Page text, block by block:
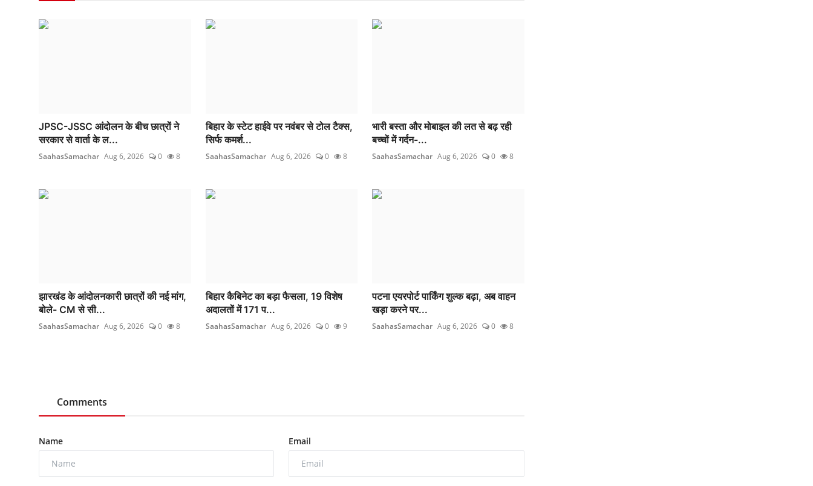
JPSC-JSSC आंदोलन के बीच छात्रों ने
सरकार से वार्ता के ल...
SaahasSamachar Aug 6, 2026 0 8
बिहार के स्टेट हाईवे पर नवंबर से टोल टैक्स,
सिर्फ कमर्श...
SaahasSamachar Aug 6, 2026 0 8
भारी बस्ता और मोबाइल की लत से बढ़ रही
बच्चों में गर्दन-...
SaahasSamachar Aug 6, 2026 0 8
झारखंड के आंदोलनकारी छात्रों की नई मांग,
बोले- CM से सी...
SaahasSamachar Aug 6, 2026 0 8
बिहार कैबिनेट का बड़ा फैसला, 19 विशेष
अदालतों में 171 प...
SaahasSamachar Aug 6, 2026 0 9
पटना एयरपोर्ट पार्किंग शुल्क बढ़ा, अब वाहन
खड़ा करने पर...
SaahasSamachar Aug 6, 2026 0 8
Comments
Name Email